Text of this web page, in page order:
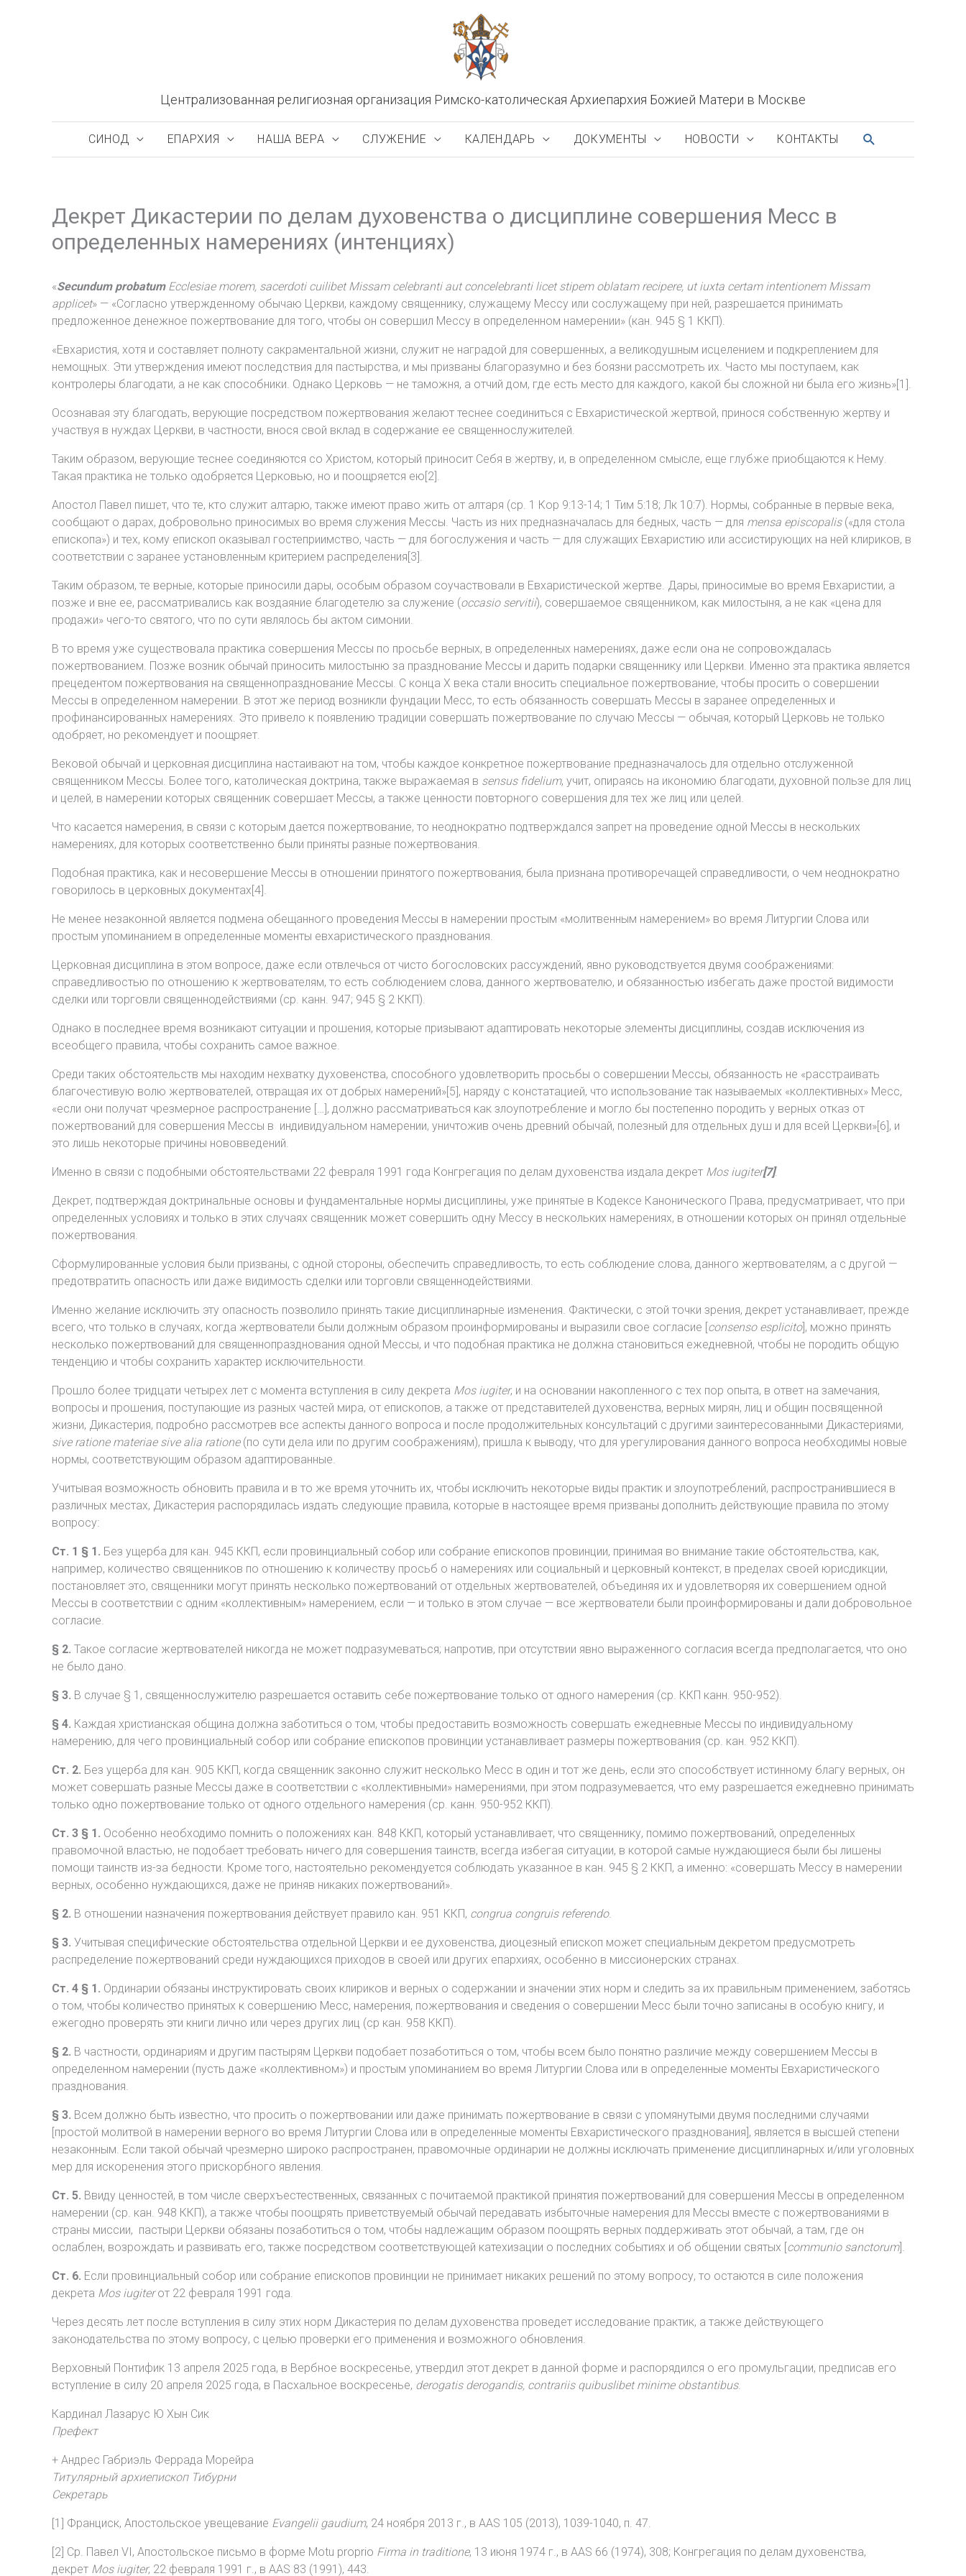
Централизованная религиозная организация Римско-католическая Архиепархия Божией Матери в Москве
СИНОД ЕПАРХИЯ НАША ВЕРА СЛУЖЕНИЕ КАЛЕНДАРЬ ДОКУМЕНТЫ НОВОСТИ КОНТАКТЫ ПОИСК
Декрет Дикастерии по делам духовенства о дисциплине совершения Месс в
определенных намерениях (интенциях)
«Secundum probatum Ecclesiae morem, sacerdoti cuilibet Missam celebranti aut concelebranti licet stipem oblatam recipere, ut iuxta certam intentionem Missam
applicet» — «Согласно утвержденному обычаю Церкви, каждому священнику, служащему Мессу или сослужащему при ней, разрешается принимать
предложенное денежное пожертвование для того, чтобы он совершил Мессу в определенном намерении» (кан. 945 § 1 ККП).
«Евхаристия, хотя и составляет полноту сакраментальной жизни, служит не наградой для совершенных, а великодушным исцелением и подкреплением для
немощных. Эти утверждения имеют последствия для пастырства, и мы призваны благоразумно и без боязни рассмотреть их. Часто мы поступаем, как
контролеры благодати, а не как способники. Однако Церковь — не таможня, а отчий дом, где есть место для каждого, какой бы сложной ни была его жизнь»[1].
Осознавая эту благодать, верующие посредством пожертвования желают теснее соединиться с Евхаристической жертвой, принося собственную жертву и
участвуя в нуждах Церкви, в частности, внося свой вклад в содержание ее священнослужителей.
Таким образом, верующие теснее соединяются со Христом, который приносит Себя в жертву, и, в определенном смысле, еще глубже приобщаются к Нему.
Такая практика не только одобряется Церковью, но и поощряется ею[2].
Апостол Павел пишет, что те, кто служит алтарю, также имеют право жить от алтаря (ср. 1 Кор 9:13-14; 1 Тим 5:18; Лк 10:7). Нормы, собранные в первые века,
сообщают о дарах, добровольно приносимых во время служения Мессы. Часть из них предназначалась для бедных, часть — для mensa episcopalis («для стола
епископа») и тех, кому епископ оказывал гостеприимство, часть — для богослужения и часть — для служащих Евхаристию или ассистирующих на ней клириков, в
соответствии с заранее установленным критерием распределения[3].
Таким образом, те верные, которые приносили дары, особым образом соучаствовали в Евхаристической жертве. Дары, приносимые во время Евхаристии, а
позже и вне ее, рассматривались как воздаяние благодетелю за служение (occasio servitii), совершаемое священником, как милостыня, а не как «цена для
продажи» чего-то святого, что по сути являлось бы актом симонии.
В то время уже существовала практика совершения Мессы по просьбе верных, в определенных намерениях, даже если она не сопровождалась
пожертвованием. Позже возник обычай приносить милостыню за празднование Мессы и дарить подарки священнику или Церкви. Именно эта практика является
прецедентом пожертвования на священнопразднование Мессы. С конца X века стали вносить специальное пожертвование, чтобы просить о совершении
Мессы в определенном намерении. В этот же период возникли фундации Месс, то есть обязанность совершать Мессы в заранее определенных и
профинансированных намерениях. Это привело к появлению традиции совершать пожертвование по случаю Мессы — обычая, который Церковь не только
одобряет, но рекомендует и поощряет.
Вековой обычай и церковная дисциплина настаивают на том, чтобы каждое конкретное пожертвование предназначалось для отдельно отслуженной
священником Мессы. Более того, католическая доктрина, также выражаемая в sensus fidelium, учит, опираясь на икономию благодати, духовной пользе для лиц
и целей, в намерении которых священник совершает Мессы, а также ценности повторного совершения для тех же лиц или целей.
Что касается намерения, в связи с которым дается пожертвование, то неоднократно подтверждался запрет на проведение одной Мессы в нескольких
намерениях, для которых соответственно были приняты разные пожертвования.
Подобная практика, как и несовершение Мессы в отношении принятого пожертвования, была признана противоречащей справедливости, о чем неоднократно
говорилось в церковных документах[4].
Не менее незаконной является подмена обещанного проведения Мессы в намерении простым «молитвенным намерением» во время Литургии Слова или
простым упоминанием в определенные моменты евхаристического празднования.
Церковная дисциплина в этом вопросе, даже если отвлечься от чисто богословских рассуждений, явно руководствуется двумя соображениями:
справедливостью по отношению к жертвователям, то есть соблюдением слова, данного жертвователю, и обязанностью избегать даже простой видимости
сделки или торговли священнодействиями (ср. канн. 947; 945 § 2 ККП).
Однако в последнее время возникают ситуации и прошения, которые призывают адаптировать некоторые элементы дисциплины, создав исключения из
всеобщего правила, чтобы сохранить самое важное.
Среди таких обстоятельств мы находим нехватку духовенства, способного удовлетворить просьбы о совершении Мессы, обязанность не «расстраивать
благочестивую волю жертвователей, отвращая их от добрых намерений»[5], наряду с констатацией, что использование так называемых «коллективных» Месс,
«если они получат чрезмерное распространение […], должно рассматриваться как злоупотребление и могло бы постепенно породить у верных отказ от
пожертвований для совершения Мессы в индивидуальном намерении, уничтожив очень древний обычай, полезный для отдельных душ и для всей Церкви»[6], и
это лишь некоторые причины нововведений.
Именно в связи с подобными обстоятельствами 22 февраля 1991 года Конгрегация по делам духовенства издала декрет Mos iugiter[7].
Декрет, подтверждая доктринальные основы и фундаментальные нормы дисциплины, уже принятые в Кодексе Канонического Права, предусматривает, что при
определенных условиях и только в этих случаях священник может совершить одну Мессу в нескольких намерениях, в отношении которых он принял отдельные
пожертвования.
Сформулированные условия были призваны, с одной стороны, обеспечить справедливость, то есть соблюдение слова, данного жертвователям, а с другой —
предотвратить опасность или даже видимость сделки или торговли священнодействиями.
Именно желание исключить эту опасность позволило принять такие дисциплинарные изменения. Фактически, с этой точки зрения, декрет устанавливает, прежде
всего, что только в случаях, когда жертвователи были должным образом проинформированы и выразили свое согласие [consenso esplicito], можно принять
несколько пожертвований для священнопразднования одной Мессы, и что подобная практика не должна становиться ежедневной, чтобы не породить общую
тенденцию и чтобы сохранить характер исключительности.
Прошло более тридцати четырех лет с момента вступления в силу декрета Mos iugiter, и на основании накопленного с тех пор опыта, в ответ на замечания,
вопросы и прошения, поступающие из разных частей мира, от епископов, а также от представителей духовенства, верных мирян, лиц и общин посвященной
жизни, Дикастерия, подробно рассмотрев все аспекты данного вопроса и после продолжительных консультаций с другими заинтересованными Дикастериями,
sive ratione materiae sive alia ratione (по сути дела или по другим соображениям), пришла к выводу, что для урегулирования данного вопроса необходимы новые
нормы, соответствующим образом адаптированные.
Учитывая возможность обновить правила и в то же время уточнить их, чтобы исключить некоторые виды практик и злоупотреблений, распространившиеся в
различных местах, Дикастерия распорядилась издать следующие правила, которые в настоящее время призваны дополнить действующие правила по этому
вопросу:
Ст. 1 § 1. Без ущерба для кан. 945 ККП, если провинциальный собор или собрание епископов провинции, принимая во внимание такие обстоятельства, как,
например, количество священников по отношению к количеству просьб о намерениях или социальный и церковный контекст, в пределах своей юрисдикции,
постановляет это, священники могут принять несколько пожертвований от отдельных жертвователей, объединяя их и удовлетворяя их совершением одной
Мессы в соответствии с одним «коллективным» намерением, если — и только в этом случае — все жертвователи были проинформированы и дали добровольное
согласие.
§ 2. Такое согласие жертвователей никогда не может подразумеваться; напротив, при отсутствии явно выраженного согласия всегда предполагается, что оно
не было дано.
§ 3. В случае § 1, священнослужителю разрешается оставить себе пожертвование только от одного намерения (ср. ККП канн. 950-952).
§ 4. Каждая христианская община должна заботиться о том, чтобы предоставить возможность совершать ежедневные Мессы по индивидуальному
намерению, для чего провинциальный собор или собрание епископов провинции устанавливает размеры пожертвования (ср. кан. 952 ККП).
Ст. 2. Без ущерба для кан. 905 ККП, когда священник законно служит несколько Месс в один и тот же день, если это способствует истинному благу верных, он
может совершать разные Мессы даже в соответствии с «коллективными» намерениями, при этом подразумевается, что ему разрешается ежедневно принимать
только одно пожертвование только от одного отдельного намерения (ср. канн. 950-952 ККП).
Ст. 3 § 1. Особенно необходимо помнить о положениях кан. 848 ККП, который устанавливает, что священнику, помимо пожертвований, определенных
правомочной властью, не подобает требовать ничего для совершения таинств, всегда избегая ситуации, в которой самые нуждающиеся были бы лишены
помощи таинств из-за бедности. Кроме того, настоятельно рекомендуется соблюдать указанное в кан. 945 § 2 ККП, а именно: «совершать Мессу в намерении
верных, особенно нуждающихся, даже не приняв никаких пожертвований».
§ 2. В отношении назначения пожертвования действует правило кан. 951 ККП, congrua congruis referendo.
§ 3. Учитывая специфические обстоятельства отдельной Церкви и ее духовенства, диоцезный епископ может специальным декретом предусмотреть
распределение пожертвований среди нуждающихся приходов в своей или других епархиях, особенно в миссионерских странах.
Ст. 4 § 1. Ординарии обязаны инструктировать своих клириков и верных о содержании и значении этих норм и следить за их правильным применением, заботясь
о том, чтобы количество принятых к совершению Месс, намерения, пожертвования и сведения о совершении Месс были точно записаны в особую книгу, и
ежегодно проверять эти книги лично или через других лиц (ср кан. 958 ККП).
§ 2. В частности, ординариям и другим пастырям Церкви подобает позаботиться о том, чтобы всем было понятно различие между совершением Мессы в
определенном намерении (пусть даже «коллективном») и простым упоминанием во время Литургии Слова или в определенные моменты Евхаристического
празднования.
§ 3. Всем должно быть известно, что просить о пожертвовании или даже принимать пожертвование в связи с упомянутыми двумя последними случаями
[простой молитвой в намерении верного во время Литургии Слова или в определенные моменты Евхаристического празднования], является в высшей степени
незаконным. Если такой обычай чрезмерно широко распространен, правомочные ординарии не должны исключать применение дисциплинарных и/или уголовных
мер для искоренения этого прискорбного явления.
Ст. 5. Ввиду ценностей, в том числе сверхъестественных, связанных с почитаемой практикой принятия пожертвований для совершения Мессы в определенном
намерении (ср. кан. 948 ККП), а также чтобы поощрять приветствуемый обычай передавать избыточные намерения для Мессы вместе с пожертвованиями в
страны миссии, пастыри Церкви обязаны позаботиться о том, чтобы надлежащим образом поощрять верных поддерживать этот обычай, а там, где он
ослаблен, возрождать и развивать его, также посредством соответствующей катехизации о последних событиях и об общении святых [communio sanctorum].
Ст. 6. Если провинциальный собор или собрание епископов провинции не принимает никаких решений по этому вопросу, то остаются в силе положения
декрета Mos iugiterот 22 февраля 1991 года.
Через десять лет после вступления в силу этих норм Дикастерия по делам духовенства проведет исследование практик, а также действующего
законодательства по этому вопросу, с целью проверки его применения и возможного обновления.
Верховный Понтифик 13 апреля 2025 года, в Вербное воскресенье, утвердил этот декрет в данной форме и распорядился о его промульгации, предписав его
вступление в силу 20 апреля 2025 года, в Пасхальное воскресенье, derogatis derogandis, contrariis quibuslibet minime obstantibus.
Кардинал Лазарус Ю Хын Сик
Префект
+ Андрес Габриэль Феррада Морейра
Титулярный архиепископ Тибурни
Секретарь
[1] Франциск, Апостольское увещевание Evangelii gaudium, 24 ноября 2013 г., в AAS 105 (2013), 1039-1040, п. 47.
[2] Ср. Павел VI, Апостольское письмо в форме Motu proprio Firma in traditione, 13 июня 1974 г., в AAS 66 (1974), 308; Конгрегация по делам духовенства,
декрет Mos iugiter, 22 февраля 1991 г., в AAS 83 (1991), 443.